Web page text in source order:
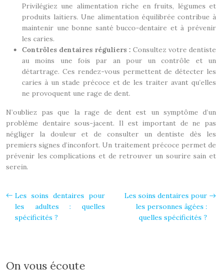
Privilégiez une alimentation riche en fruits, légumes et
produits laitiers. Une alimentation équilibrée contribue à
maintenir une bonne santé bucco-dentaire et à prévenir
les caries.
Contrôles dentaires réguliers : Consultez votre dentiste
au moins une fois par an pour un contrôle et un
détartrage. Ces rendez-vous permettent de détecter les
caries à un stade précoce et de les traiter avant qu’elles
ne provoquent une rage de dent.
N’oubliez pas que la rage de dent est un symptôme d’un
problème dentaire sous-jacent. Il est important de ne pas
négliger la douleur et de consulter un dentiste dès les
premiers signes d’inconfort. Un traitement précoce permet de
prévenir les complications et de retrouver un sourire sain et
serein.
Les soins dentaires pour
les adultes : quelles
spécificités ?
Les soins dentaires pour
les personnes âgées :
quelles spécificités ?
On vous écoute